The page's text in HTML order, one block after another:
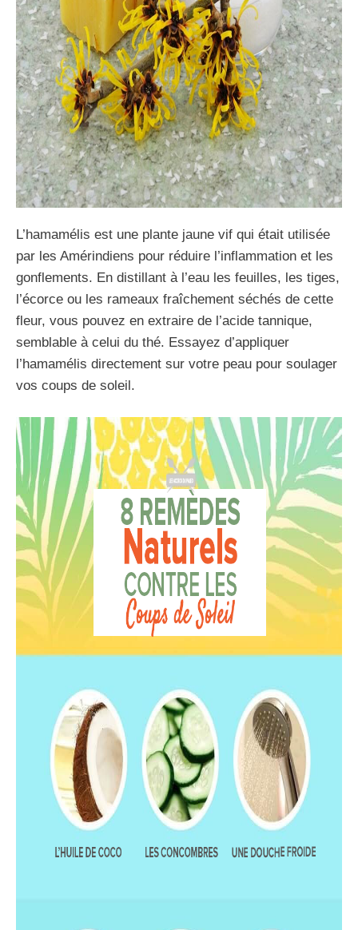
L’hamamélis est une plante jaune vif qui était utilisée
par les Amérindiens pour réduire l’inflammation et les
gonflements. En distillant à l’eau les feuilles, les tiges,
l’écorce ou les rameaux fraîchement séchés de cette
fleur, vous pouvez en extraire de l’acide tannique,
semblable à celui du thé. Essayez d’appliquer
l’hamamélis directement sur votre peau pour soulager
vos coups de soleil.